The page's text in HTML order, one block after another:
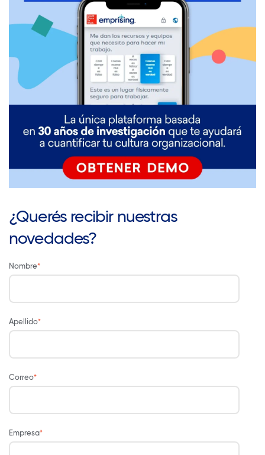
¿Querés recibir nuestras
novedades?
Nombre*
Apellido*
Correo*
Empresa*